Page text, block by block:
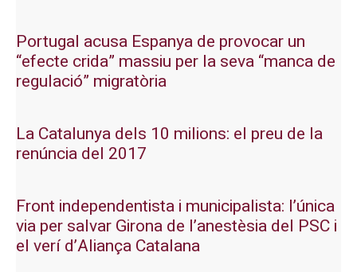
Portugal acusa Espanya de provocar un
“efecte crida” massiu per la seva “manca de
regulació” migratòria
La Catalunya dels 10 milions: el preu de la
renúncia del 2017
Front independentista i municipalista: l’única
via per salvar Girona de l’anestèsia del PSC i
el verí d’Aliança Catalana